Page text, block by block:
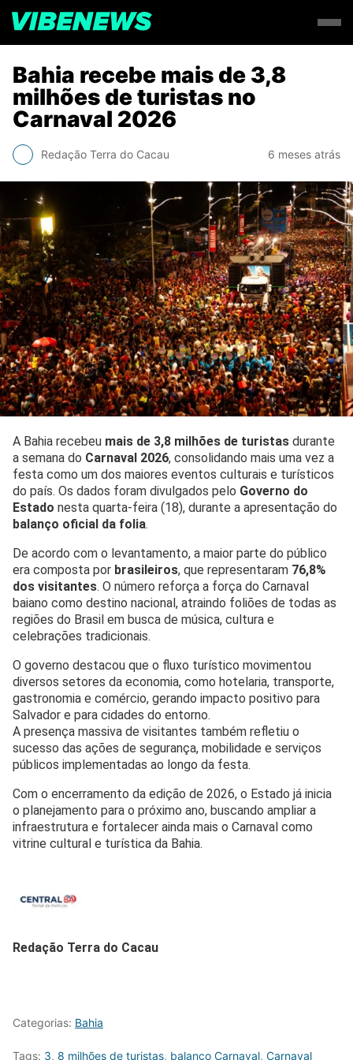
Bahia recebe mais de 3,8
milhões de turistas no
Carnaval 2026
Redação Terra do Cacau 6 meses atrás
A Bahia recebeu mais de 3,8 milhões de turistas durante
a semana do Carnaval 2026, consolidando mais uma vez a
festa como um dos maiores eventos culturais e turísticos
do país. Os dados foram divulgados pelo Governo do
Estado nesta quarta-feira (18), durante a apresentação do
balanço oficial da folia.
De acordo com o levantamento, a maior parte do público
era composta por brasileiros, que representaram 76,8%
dos visitantes. O número reforça a força do Carnaval
baiano como destino nacional, atraindo foliões de todas as
regiões do Brasil em busca de música, cultura e
celebrações tradicionais.
O governo destacou que o fluxo turístico movimentou
diversos setores da economia, como hotelaria, transporte,
gastronomia e comércio, gerando impacto positivo para
Salvador e para cidades do entorno.
A presença massiva de visitantes também refletiu o
sucesso das ações de segurança, mobilidade e serviços
públicos implementadas ao longo da festa.
Com o encerramento da edição de 2026, o Estado já inicia
o planejamento para o próximo ano, buscando ampliar a
infraestrutura e fortalecer ainda mais o Carnaval como
vitrine cultural e turística da Bahia.
Redação Terra do Cacau
Categorias: Bahia
Tags: 3, 8 milhões de turistas, balanço Carnaval, Carnaval